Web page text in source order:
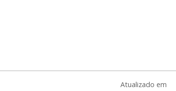
Atualizado em